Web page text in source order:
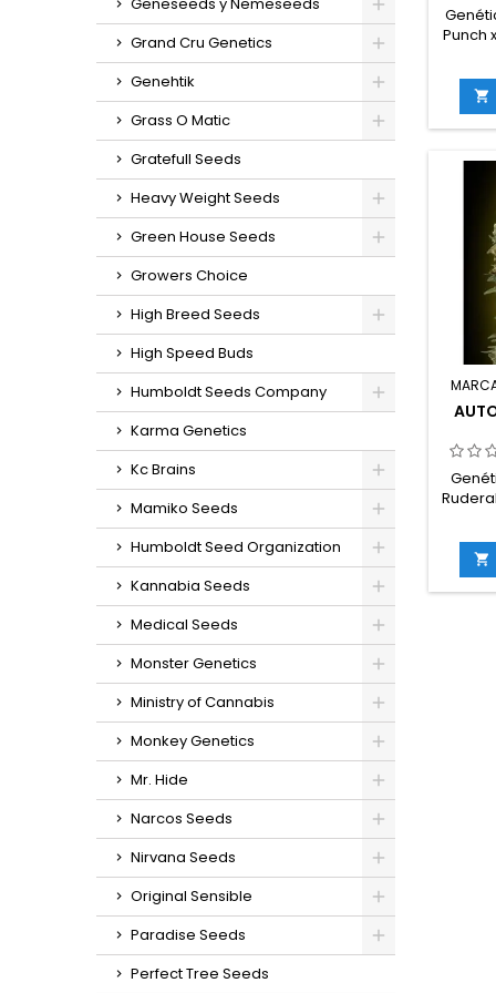
Grand Cru Genetics
Genehtik
Grass O Matic
Gratefull Seeds
Heavy Weight Seeds
Green House Seeds
Growers Choice
High Breed Seeds
High Speed Buds
Humboldt Seeds Company
Karma Genetics
Kc Brains
Mamiko Seeds
Humboldt Seed Organization
Kannabia Seeds
Medical Seeds
Monster Genetics
Ministry of Cannabis
Monkey Genetics
Mr. Hide
Narcos Seeds
Nirvana Seeds
Original Sensible
Paradise Seeds
Perfect Tree Seeds
Punch
550
Altura:
y

30%
